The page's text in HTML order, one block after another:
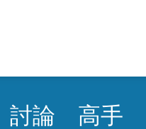
討論 高手